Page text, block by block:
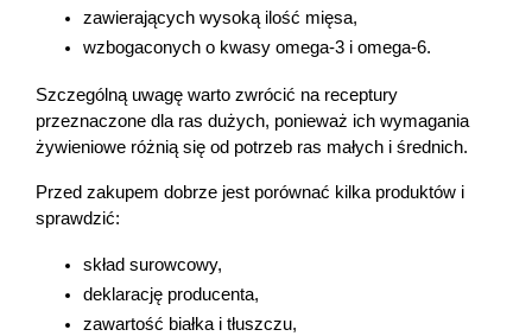
zawierających wysoką ilość mięsa,
wzbogaconych o kwasy omega-3 i omega-6.
Szczególną uwagę warto zwrócić na receptury
przeznaczone dla ras dużych, ponieważ ich wymagania
żywieniowe różnią się od potrzeb ras małych i średnich.
Przed zakupem dobrze jest porównać kilka produktów i
sprawdzić:
skład surowcowy,
deklarację producenta,
zawartość białka i tłuszczu,